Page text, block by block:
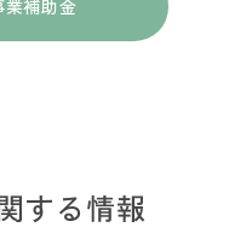
補助金
する情報